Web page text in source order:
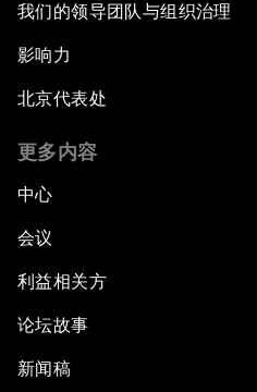
我们的领导团队与组织治理
影响力
北京代表处
更多内容
中心
会议
利益相关方
论坛故事
新闻稿